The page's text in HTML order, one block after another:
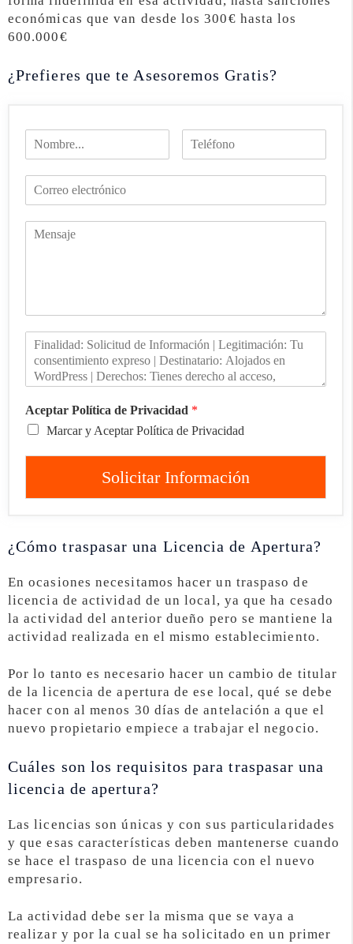
económicas que van desde los 300€ hasta los
600.000€
¿Prefieres que te Asesoremos Gratis?
Aceptar Política de Privacidad *
Marcar y Aceptar Política de Privacidad
Solicitar Información
¿Cómo traspasar una Licencia de Apertura?
En ocasiones necesitamos hacer un traspaso de
licencia de actividad de un local, ya que ha cesado
la actividad del anterior dueño pero se mantiene la
actividad realizada en el mismo establecimiento.
Por lo tanto es necesario hacer un cambio de titular
de la licencia de apertura de ese local, qué se debe
hacer con al menos 30 días de antelación a que el
nuevo propietario empiece a trabajar el negocio.
Cuáles son los requisitos para traspasar una
licencia de apertura?
Las licencias son únicas y con sus particularidades
y que esas características deben mantenerse cuando
se hace el traspaso de una licencia con el nuevo
empresario.
La actividad debe ser la misma que se vaya a
realizar y por la cual se ha solicitado en un primer